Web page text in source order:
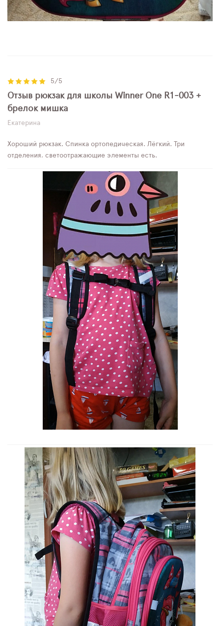
5/5
Отзыв рюкзак для школы Winner One R1-003 +
брелок мишка
Екатерина
Хороший рюкзак. Спинка ортопедическая. Лёгкий. Три
отделения, светоотражающие элементы есть.